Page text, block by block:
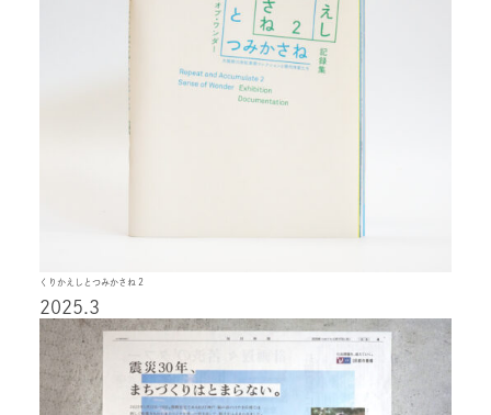
くりかえしとつみかさね 2
2025.3